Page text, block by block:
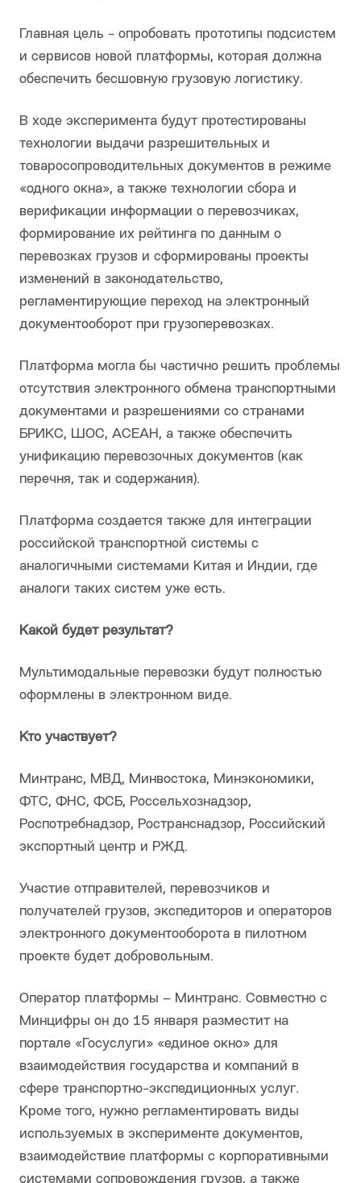
Главная цель - опробовать прототипы подсистем
и сервисов новой платформы, которая должна
обеспечить бесшовную грузовую логистику.
В ходе эксперимента будут протестированы
технологии выдачи разрешительных и
товаросопроводительных документов в режиме
«одного окна», а также технологии сбора и
верификации информации о перевозчиках,
формирование их рейтинга по данным о
перевозках грузов и сформированы проекты
изменений в законодательство,
регламентирующие переход на электронный
документооборот при грузоперевозках.
Платформа могла бы частично решить проблемы
отсутствия электронного обмена транспортными
документами и разрешениями со странами
БРИКС, ШОС, АСЕАН, а также обеспечить
унификацию перевозочных документов (как
перечня, так и содержания).
Платформа создается также для интеграции
российской транспортной системы с
аналогичными системами Китая и Индии, где
аналоги таких систем уже есть.
Какой будет результат?
Мультимодальные перевозки будут полностью
оформлены в электронном виде.
Кто участвует?
Минтранс, МВД, Минвостока, Минэкономики,
ФТС, ФНС, ФСБ, Россельхознадзор,
Роспотребнадзор, Ространснадзор, Российский
экспортный центр и РЖД.
Участие отправителей, перевозчиков и
получателей грузов, экспедиторов и операторов
электронного документооборота в пилотном
проекте будет добровольным.
Оператор платформы – Минтранс. Совместно с
Минцифры он до 15 января разместит на
портале «Госуслуги» «единое окно» для
взаимодействия государства и компаний в
сфере транспортно-экспедиционных услуг.
Кроме того, нужно регламентировать виды
используемых в эксперименте документов,
взаимодействие платформы с корпоративными
системами сопровождения грузов, а также